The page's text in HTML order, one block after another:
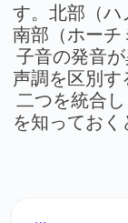
す。北部（ハ
南部（ホーチ
子音の発音
声調を区別す
二つを統合
を知ってお